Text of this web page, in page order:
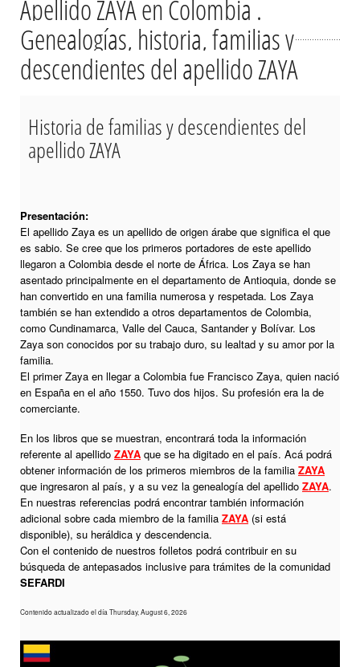
Apellido ZAYA en Colombia .
Genealogías, historia, familias y
descendientes del apellido ZAYA
Historia de familias y descendientes del
apellido ZAYA
Presentación:
El apellido Zaya es un apellido de origen árabe que significa el que
es sabio. Se cree que los primeros portadores de este apellido
llegaron a Colombia desde el norte de África. Los Zaya se han
asentado principalmente en el departamento de Antioquia, donde se
han convertido en una familia numerosa y respetada. Los Zaya
también se han extendido a otros departamentos de Colombia,
como Cundinamarca, Valle del Cauca, Santander y Bolívar. Los
Zaya son conocidos por su trabajo duro, su lealtad y su amor por la
familia.
El primer Zaya en llegar a Colombia fue Francisco Zaya, quien nació
en España en el año 1550. Tuvo dos hijos. Su profesión era la de
comerciante.
En los libros que se muestran, encontrará toda la información
referente al apellido ZAYA que se ha digitado en el país. Acá podrá
obtener información de los primeros miembros de la familia ZAYA
que ingresaron al país, y a su vez la genealogía del apellido ZAYA.
En nuestras referencias podrá encontrar también información
adicional sobre cada miembro de la familia ZAYA (si está
disponible), su heráldica y descendencia.
Con el contenido de nuestros folletos podrá contribuir en su
búsqueda de antepasados inclusive para trámites de la comunidad
SEFARDI
Contenido actualizado el día Thursday, August 6, 2026